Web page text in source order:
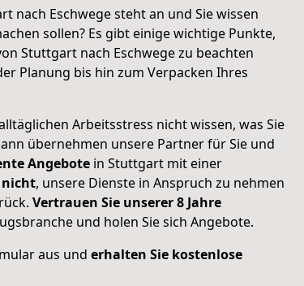
nach Eschwege steht an und Sie wissen
sollen? Es gibt einige wichtige Punkte,
Stuttgart nach Eschwege zu beachten
Planung bis hin zum Verpacken Ihres
Arbeitsstress nicht wissen, was Sie
übernehmen unsere Partner für Sie und
Angebote in Stuttgart mit einer
nicht, unsere Dienste in Anspruch zu nehmen
Vertrauen Sie unserer 8 Jahre
und holen Sie sich Angebote.
aus und erhalten Sie kostenlose